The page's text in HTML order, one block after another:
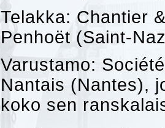
Telakka: Chantier
Penhoët (Saint-
Varustamo:
Nantais (Nantes),
koko sen